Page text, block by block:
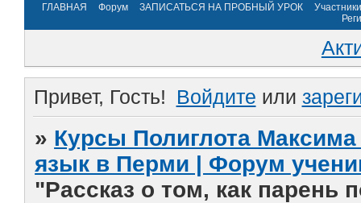
ГЛАВНАЯ Форум ЗАПИСАТЬСЯ НА ПРОБНЫЙ УРОК
Участники
Привет, Гость! Войдите или
» Курсы Полиглота
язык в Перми | Форум
"Рассказ о том, как